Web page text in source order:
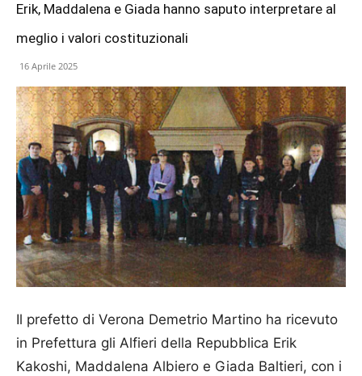
Erik, Maddalena e Giada hanno saputo interpretare al
meglio i valori costituzionali
16 Aprile 2025
Il prefetto di Verona Demetrio Martino ha ricevuto
in Prefettura gli Alfieri della Repubblica Erik
Kakoshi, Maddalena Albiero e Giada Baltieri, con i